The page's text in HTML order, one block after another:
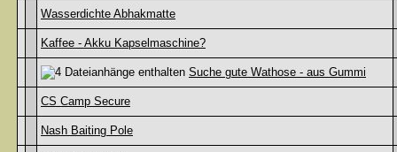
Wasserdichte Abhakmatte
Kaffee - Akku Kapselmaschine?
Suche gute Wathose - aus Gummi
CS Camp Secure
Nash Baiting Pole